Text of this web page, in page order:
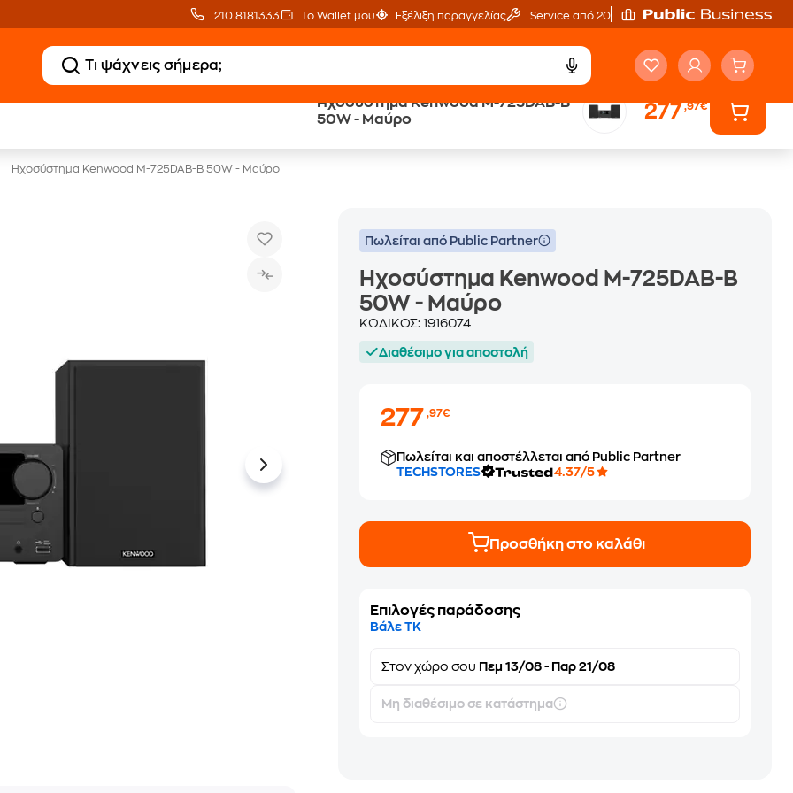
210 8181333 Το Wallet μου Εξέλιξη παραγγελίας Service από 20'
Ηχοσύστημα Kenwood M-725DAB-B
50W - Μαύρο
277,97€
Δωρεάν Μεταφορικά Public επιστροφή €
Ηχοσύστημα Kenwood M-725DAB-B 50W - Μαύρο
Πωλείται από Public Partner
Ηχοσύστημα Kenwood M-725DAB-B
50W - Μαύρο
ΚΩΔΙΚΟΣ:1916074
Διαθέσιμο για αποστολή
277,97€
Πωλείται και αποστέλλεται από Public Partner
TECHSTORES
4.37/5
Προσθήκη στο καλάθι
Επιλογές παράδοσης
Βάλε ΤΚ
Στονχώρο σου Πεμ 13/08 - Παρ 21/08
Μη διαθέσιμο σε κατάστημα